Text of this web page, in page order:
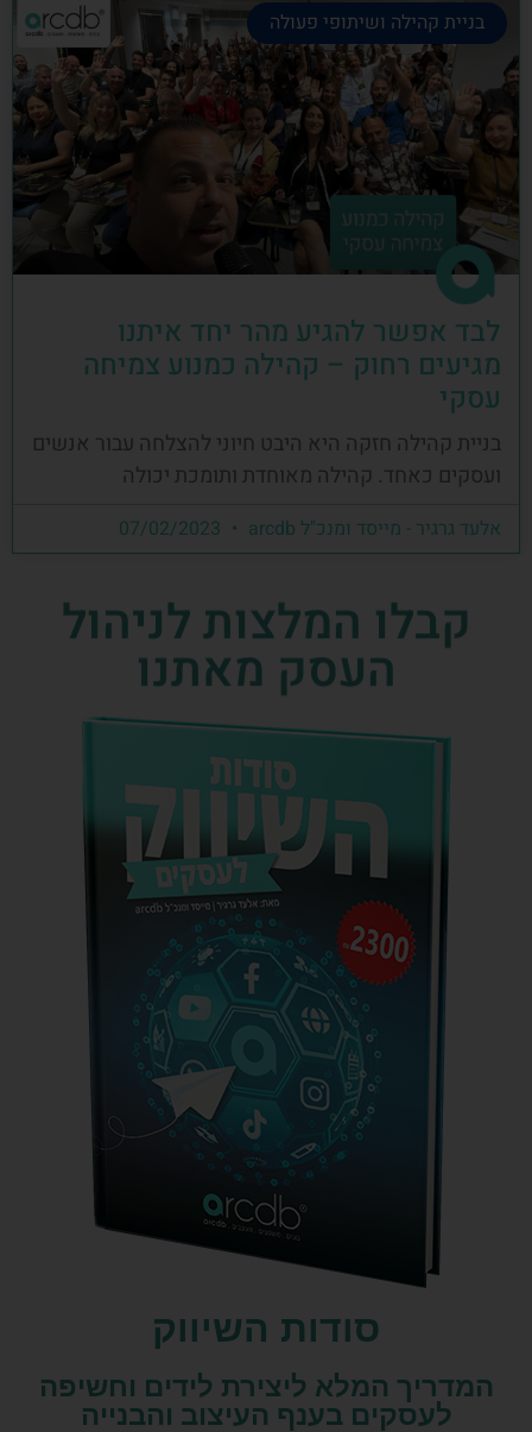
בניית קהילה ושיתופי פעולה
לבד אפשר להגיע מהר יחד איתנו
מגיעים רחוק – קהילה כמנוע צמיחה
עסקי
בניית קהילה חזקה היא היבט חיוני להצלחה עבור אנשים
ועסקים כאחד. קהילה מאוחדת ותומכת יכולה
אלעד גרגיר - מייסד ומנכ"ל arcdb
קבלו המלצות לניהול
העסק מאתנו
סודות השיווק​
המדריך המלא ליצירת לידים וחשיפה
לעסקים בענף העיצוב והבנייה